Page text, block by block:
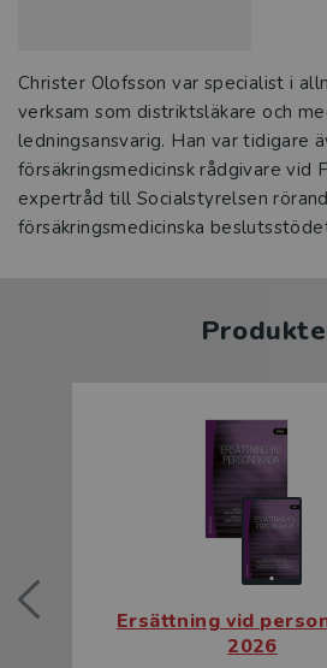
Christer Olofsson var specialist i
verksam som distriktsläkare och
ledningsansvarig. Han var tidigare
försäkringsmedicinsk rådgivare vid
expertråd till Socialstyrelsen
försäkringsmedicinska
Ersättning vid
2026